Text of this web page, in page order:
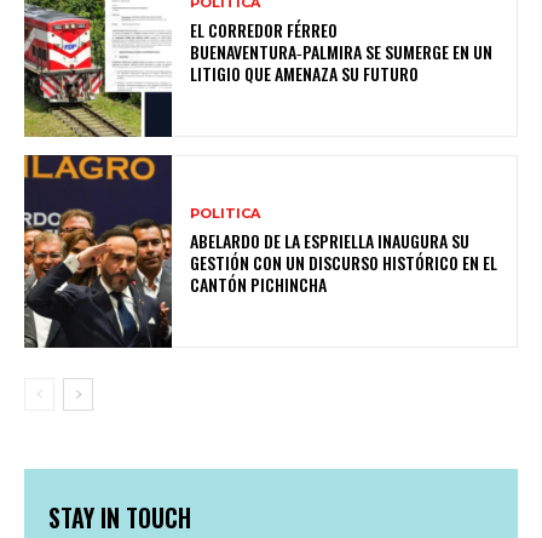
EL CORREDOR FÉRREO
BUENAVENTURA‑PALMIRA SE SUMERGE EN UN
LITIGIO QUE AMENAZA SU FUTURO
POLITICA
ABELARDO DE LA ESPRIELLA INAUGURA SU
GESTIÓN CON UN DISCURSO HISTÓRICO EN EL
CANTÓN PICHINCHA
STAY IN TOUCH